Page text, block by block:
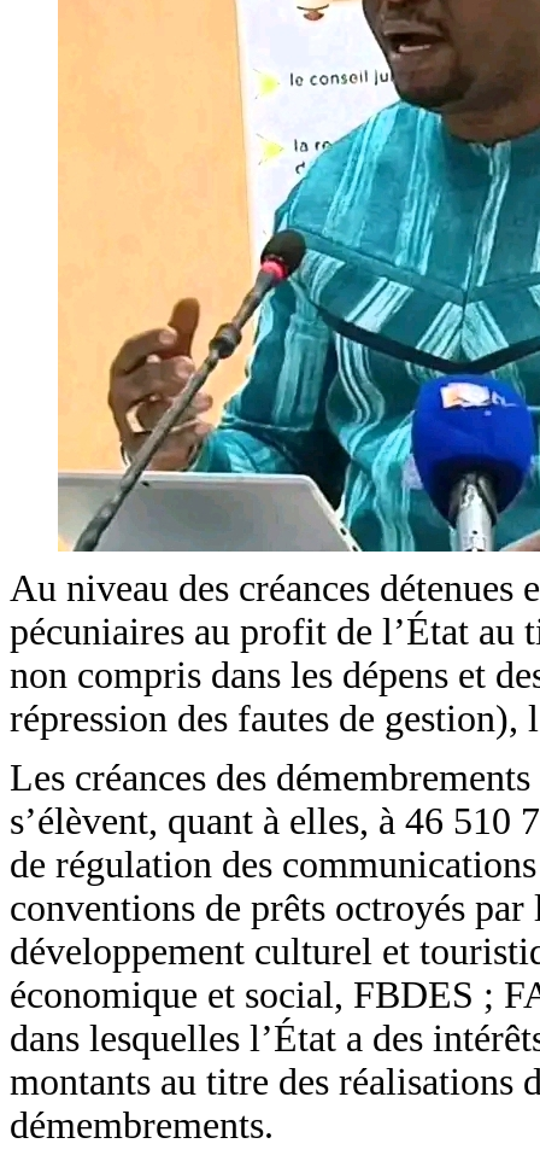
Au niveau des créances
pécuniaires au profit de l’État au
non compris dans les dépens et
répression des fautes de
Les créances des
s’élèvent, quant à elles, à 46 510
de régulation des
conventions de prêts octroyés
développement culturel et
économique et social, FBDES ;
dans lesquelles l’État a des
montants au titre des réalisations
démembrements.